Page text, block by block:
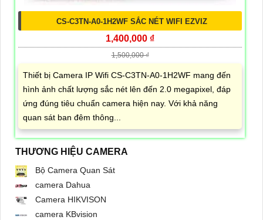
CS-C3TN-A0-1H2WF SẮC NÉT WIFI EZVIZ
1,400,000 ₫
1,500,000 ₫
Thiết bị Camera IP Wifi CS-C3TN-A0-1H2WF mang đến
hình ảnh chất lượng sắc nét lên đến 2.0 megapixel, đáp
ứng đúng tiêu chuẩn camera hiện nay. Với khả năng
quan sát ban đêm thông...
THƯƠNG HIỆU CAMERA
Bộ Camera Quan Sát
camera Dahua
Camera HIKVISON
camera KBvision